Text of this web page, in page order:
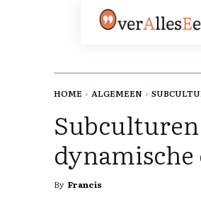
HOME ALGEMEEN
By Francis